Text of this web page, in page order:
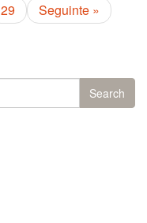
29 Seguinte »
Search